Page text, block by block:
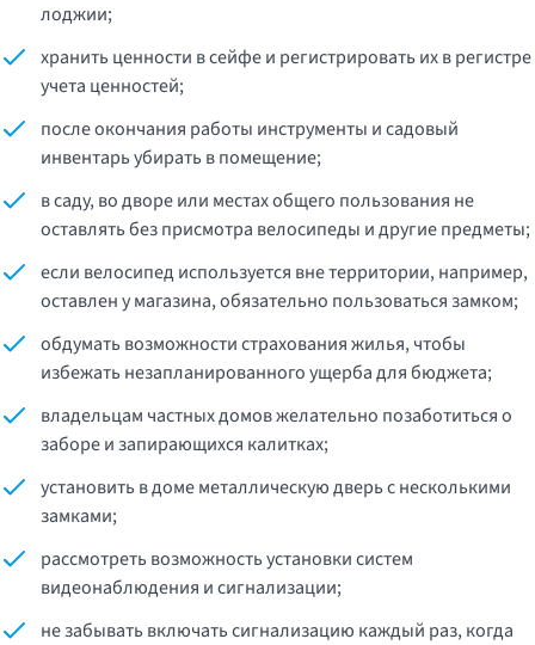
лоджии;
хранить ценности в сейфе и регистрировать их в регистре
учета ценностей;
после окончания работы инструменты и садовый
инвентарь убирать в помещение;
в саду, во дворе или местах общего пользования не
оставлять без присмотра велосипеды и другие предметы;
если велосипед используется вне территории, например,
оставлен у магазина, обязательно пользоваться замком;
обдумать возможности страхования жилья, чтобы
избежать незапланированного ущерба для бюджета;
владельцам частных домов желательно позаботиться о
заборе и запирающихся калитках;
установить в доме металлическую дверь с несколькими
замками;
рассмотреть возможность установки систем
видеонаблюдения и сигнализации;
не забывать включать сигнализацию каждый раз, когда